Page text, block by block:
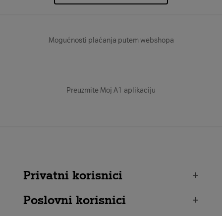
Mogućnosti plaćanja putem webshopa
Preuzmite Moj A1 aplikaciju
Privatni korisnici
+
Poslovni korisnici
+